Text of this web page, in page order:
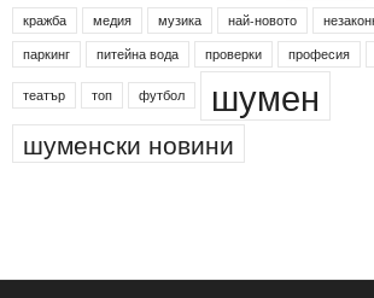
кражба медия музика най-новото
паркинг питейна вода проверки професия
театър топ футбол шумен
шуменски новини